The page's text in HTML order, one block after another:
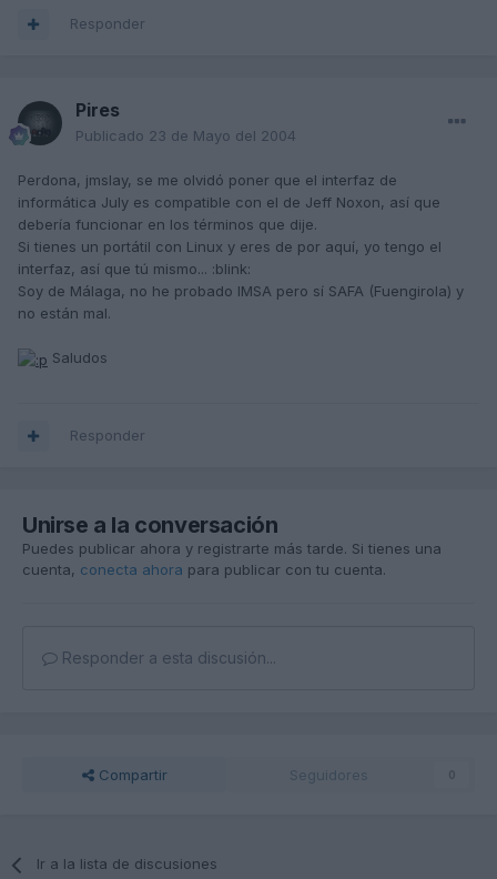
Responder
Pires
Publicado 23 de Mayo del 2004
Perdona, jmslay, se me olvidó poner que el interfaz de
informática July es compatible con el de Jeff Noxon, así que
debería funcionar en los términos que dije.
Si tienes un portátil con Linux y eres de por aquí, yo tengo el
interfaz, así que tú mismo... :blink:
Soy de Málaga, no he probado IMSA pero sí SAFA (Fuengirola) y
no están mal.
Saludos
Responder
Unirse a la conversación
Puedes publicar ahora y registrarte más tarde. Si tienes una
cuenta, conecta ahora para publicar con tu cuenta.
Responder a esta discusión...
Compartir Seguidores 0
Ir a la lista de discusiones